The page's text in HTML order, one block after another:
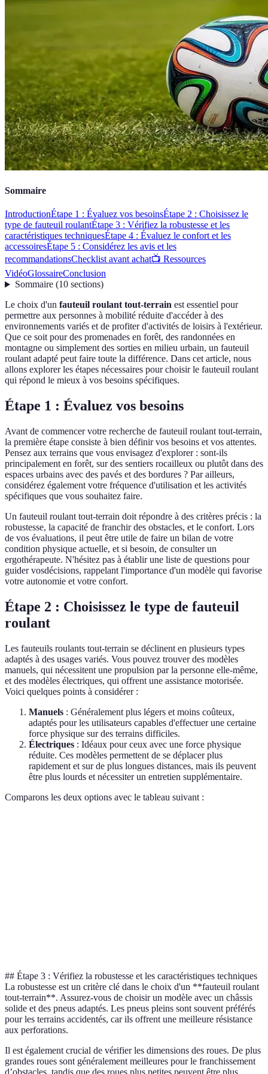
Sommaire
IntroductionÉtape 1 : Évaluez vos besoinsÉtape 2 : Choisissez le
type de fauteuil roulantÉtape 3 : Vérifiez la robustesse et les
caractéristiques techniquesÉtape 4 : Évaluez le confort et les
accessoiresÉtape 5 : Considérez les avis et les
recommandationsChecklist avant achat📺 Ressources
VidéoGlossaireConclusion
Sommaire(10 sections)
Le choix d'un fauteuil roulant tout-terrain est essentiel pour
permettre aux personnes à mobilité réduite d'accéder à des
environnements variés et de profiter d'activités de loisirs à l'extérieur.
Que ce soit pour des promenades en forêt, des randonnées en
montagne ou simplement des sorties en milieu urbain, un fauteuil
roulant adapté peut faire toute la différence. Dans cet article, nous
allons explorer les étapes nécessaires pour choisir le fauteuil roulant
qui répond le mieux à vos besoins spécifiques.
Étape 1 : Évaluez vos besoins
Avant de commencer votre recherche de fauteuil roulant tout-terrain,
la première étape consiste à bien définir vos besoins et vos attentes.
Pensez aux terrains que vous envisagez d'explorer : sont-ils
principalement en forêt, sur des sentiers rocailleux ou plutôt dans des
espaces urbains avec des pavés et des bordures ? Par ailleurs,
considérez également votre fréquence d'utilisation et les activités
spécifiques que vous souhaitez faire.
Un fauteuil roulant tout-terrain doit répondre à des critères précis : la
robustesse, la capacité de franchir des obstacles, et le confort. Lors
de vos évaluations, il peut être utile de faire un bilan de votre
condition physique actuelle, et si besoin, de consulter un
ergothérapeute. N'hésitez pas à établir une liste de questions pour
guider vosdécisions, rappelant l'importance d'un modèle qui favorise
votre autonomie et votre confort.
Étape 2 : Choisissez le type de fauteuil
roulant
Les fauteuils roulants tout-terrain se déclinent en plusieurs types
adaptés à des usages variés. Vous pouvez trouver des modèles
manuels, qui nécessitent une propulsion par la personne elle-même,
et des modèles électriques, qui offrent une assistance motorisée.
Voici quelques points à considérer :
Manuels : Généralement plus légers et moins coûteux,
adaptés pour les utilisateurs capables d'effectuer une certaine
force physique sur des terrains difficiles.
Électriques : Idéaux pour ceux avec une force physique
réduite. Ces modèles permettent de se déplacer plus
rapidement et sur de plus longues distances, mais ils peuvent
être plus lourds et nécessiter un entretien supplémentaire.
Comparons les deux options avec le tableau suivant :
## Étape 3 : Vérifiez la robustesse et les caractéristiques techniques
La robustesse est un critère clé dans le choix d'un **fauteuil roulant
tout-terrain**. Assurez-vous de choisir un modèle avec un châssis
solide et des pneus adaptés. Les pneus pleins sont souvent préférés
pour les terrains accidentés, car ils offrent une meilleure résistance
aux perforations.
Il est également crucial de vérifier les dimensions des roues. De plus
grandes roues sont généralement meilleures pour le franchissement
d’obstacles, tandis que des roues plus petites peuvent être plus